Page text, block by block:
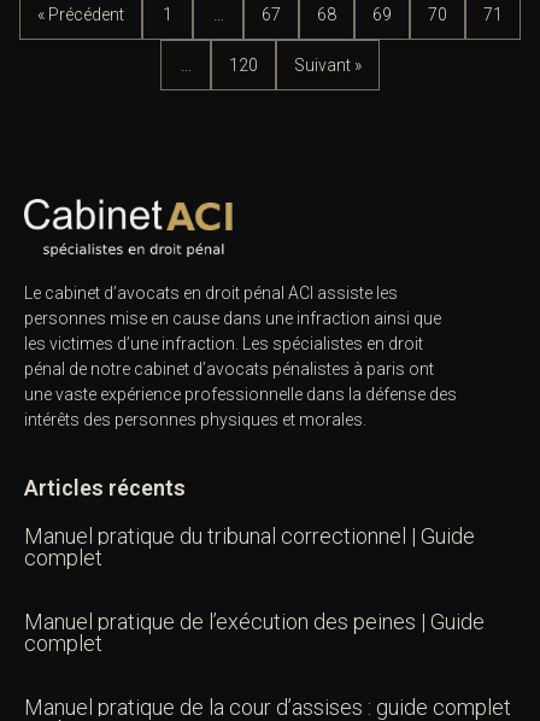
« Précédent 1 67 68 69 70 71
120 Suivant »
Le cabinet d’avocats en droit pénal ACI assiste les
personnes mise en cause dans une infraction ainsi que
les victimes d’une infraction. Les spécialistes en droit
pénal de notre cabinet d’avocats pénalistes à paris ont
une vaste expérience professionnelle dans la défense des
intérêts des personnes physiques et morales.
Articles récents
Manuel pratique du tribunal correctionnel | Guide
complet
Manuel pratique de l’exécution des peines | Guide
complet
Manuel pratique de la cour d’assises : guide complet